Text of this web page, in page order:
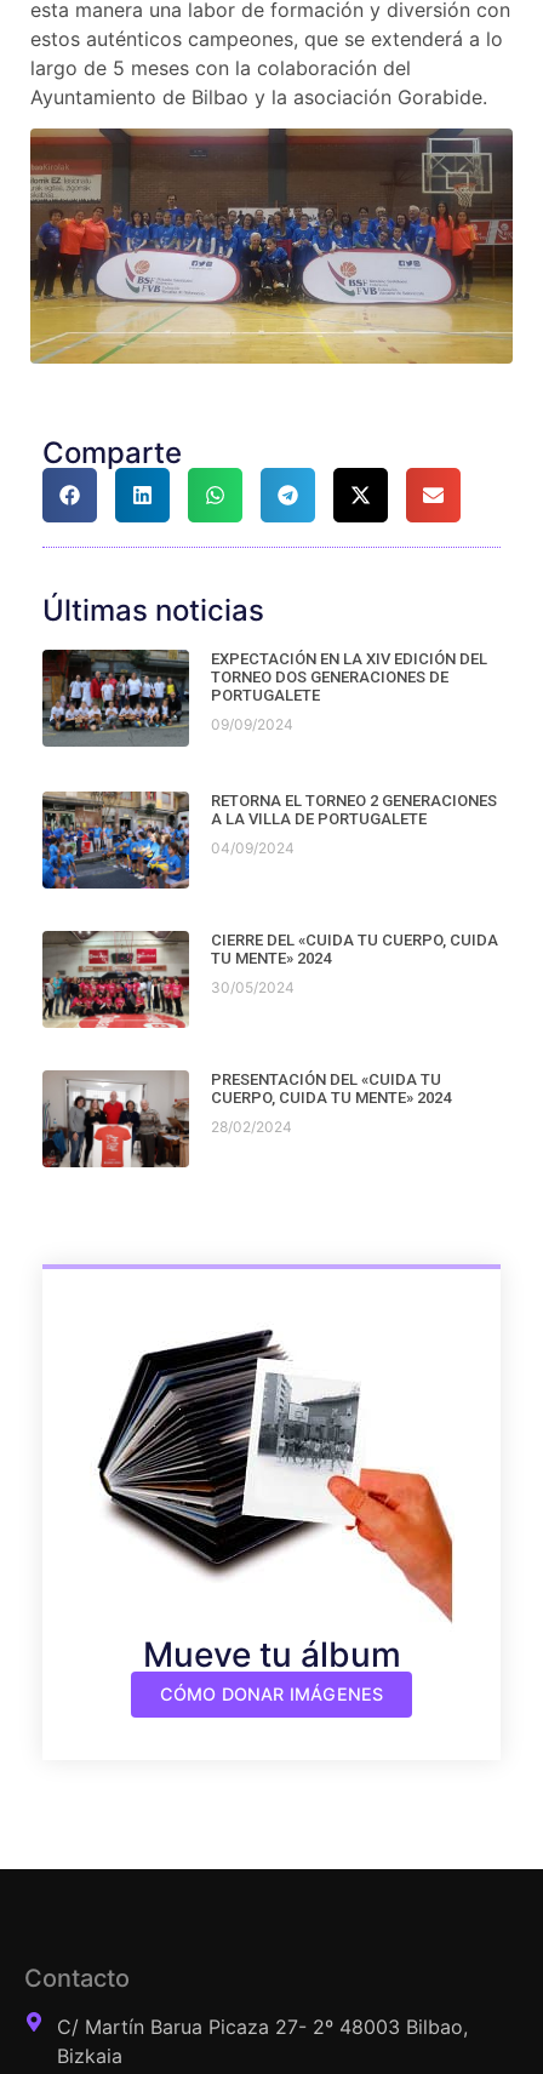
esta manera una labor de formación y diversión con
estos auténticos campeones, que se extenderá a lo
largo de 5 meses con la colaboración del
Ayuntamiento de Bilbao y la asociación Gorabide.
Comparte
Últimas noticias
EXPECTACIÓN EN LA XIV EDICIÓN DEL
TORNEO DOS GENERACIONES DE
PORTUGALETE
09/09/2024
RETORNA EL TORNEO 2 GENERACIONES
A LA VILLA DE PORTUGALETE
04/09/2024
CIERRE DEL «CUIDA TU CUERPO, CUIDA
TU MENTE» 2024
30/05/2024
PRESENTACIÓN DEL «CUIDA TU
CUERPO, CUIDA TU MENTE» 2024
28/02/2024
Mueve tu álbum
CÓMO DONAR IMÁGENES
Contacto
C/ Martín Barua Picaza 27- 2º 48003 Bilbao,
Bizkaia